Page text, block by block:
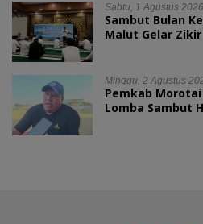
Sabtu, 1 Agustus
Sambut Bulan
Malut Gelar
Minggu, 2 Agustus
Pemkab
Lomba Sambut